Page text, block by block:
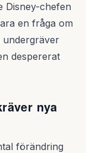
Disney-chefen
en fråga om
undergräver
despererat
nya
förändring